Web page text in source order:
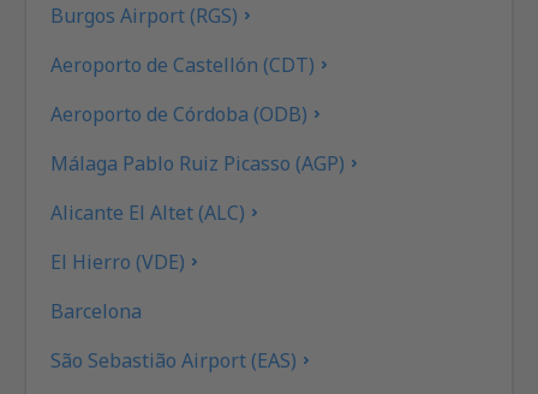
Burgos Airport (RGS)
Aeroporto de Castellón (CDT)
Aeroporto de Córdoba (ODB)
Málaga Pablo Ruiz Picasso (AGP)
Alicante El Altet (ALC)
El Hierro (VDE)
Barcelona
São Sebastião Airport (EAS)